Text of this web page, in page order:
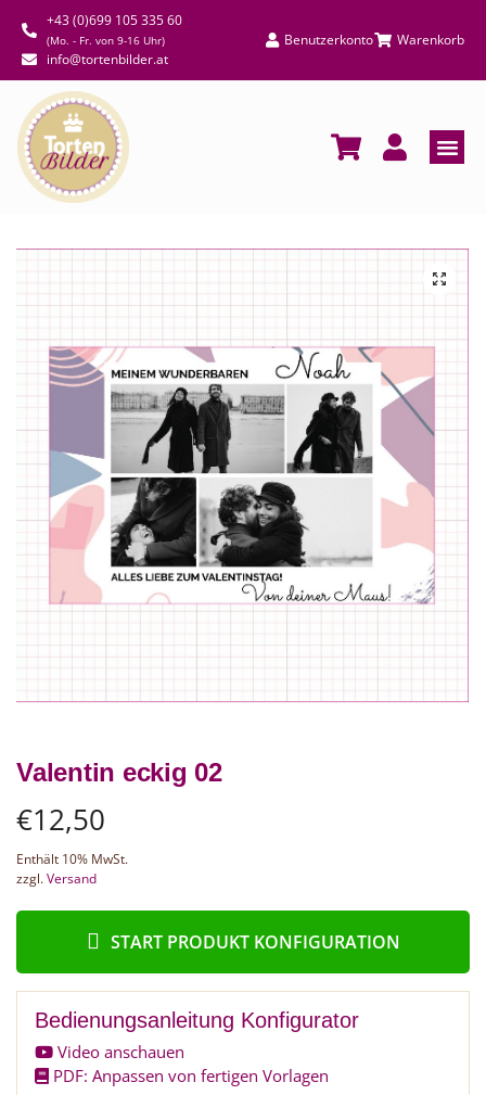
+43 (0)699 105 335 60
(Mo. - Fr. von 9-16 Uhr)
info@tortenbilder.at
Benutzerkonto Warenkorb
Valentin eckig 02
€12,50
Enthält 10% MwSt.
zzgl.Versand
START PRODUKT KONFIGURATION
Bedienungsanleitung Konfigurator
Video anschauen
PDF: Anpassen von fertigen Vorlagen